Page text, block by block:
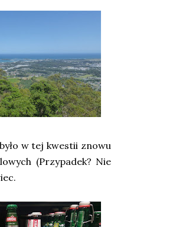
w tej kwestii znowu
(Przypadek? Nie